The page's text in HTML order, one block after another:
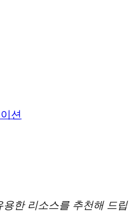
션
한 리소스를 추천해 드립